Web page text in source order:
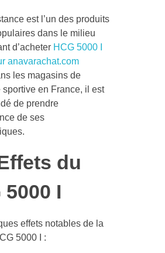
est l’un des produits
dans le milieu
d’acheter HCG 5000 I
anavarachat.com
les magasins de
sportive en France, il est
de prendre
de ses
du
5000 I
effets notables de la
5000 I :